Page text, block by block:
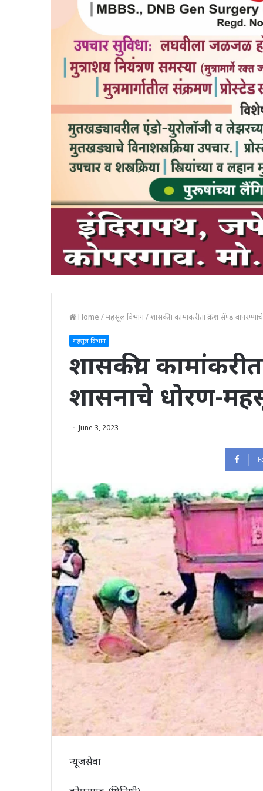
Home /महसूल विभाग/शासकीय कामांकरीता क्रश सॅण्ड
महसूल विभाग
शासकीय
शासनाचे धोरण-
June 3, 2023
न्यूजसेवा